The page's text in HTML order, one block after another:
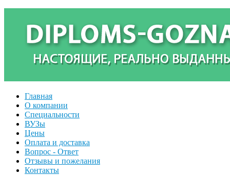
Главная
О компании
Специальности
ВУЗы
Цены
Оплата и доставка
Вопрос - Ответ
Отзывы и пожелания
Контакты